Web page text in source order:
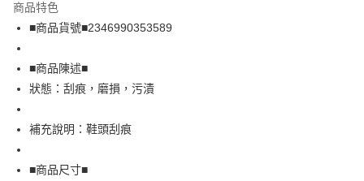
Apple Pay
街口支付
悠遊付
全盈+PAY
相關說明
商品特色
■商品貨號■2346990353589
■商品陳述■
狀態：刮痕，磨損，污漬
補充說明：鞋頭刮痕
■商品尺寸■